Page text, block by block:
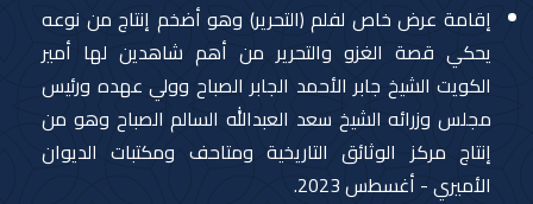
إقامة عرض خاص لفلم (التحرير) وهو أضخم إنتاج من نوعه
يحكي قصة الغزو والتحرير من أهم شاهدين لها أمير
الكويت الشيخ جابر الأحمد الجابر الصباح وولي عهده ورئيس
مجلس وزرائه الشيخ سعد العبدالله السالم الصباح وهو من
إنتاج مركز الوثائق التاريخية ومتاحف ومكتبات الديوان
الأميري - أغسطس 2023.